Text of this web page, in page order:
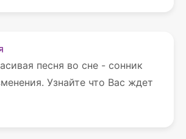
песня во сне - сонник
Узнайте что Вас ждет